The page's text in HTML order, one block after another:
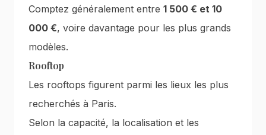
Comptez généralement entre 1 500 € et 10
000 €, voire davantage pour les plus grands
modèles.
Rooftop
Les rooftops figurent parmi les lieux les plus
recherchés à Paris.
Selon la capacité, la localisation et les